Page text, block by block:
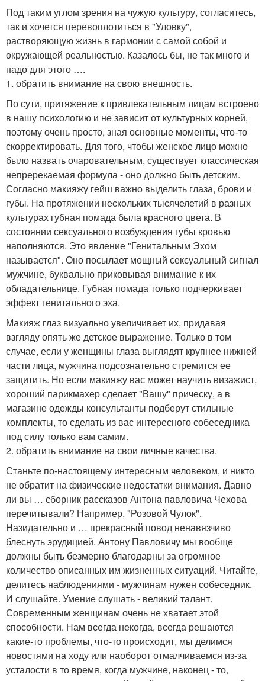
Под таким углом зрения на чужую культуру, согласитесь,
так и хочется перевоплотиться в "Уловку",
растворяющую жизнь в гармонии с самой собой и
окружающей реальностью. Казалось бы, не так много и
надо для этого ….
1. обратить внимание на свою внешность.
По сути, притяжение к привлекательным лицам встроено
в нашу психологию и не зависит от культурных корней,
поэтому очень просто, зная основные моменты, что-то
скорректировать. Для того, чтобы женское лицо можно
было назвать очаровательным, существует классическая
непререкаемая формула - оно должно быть детским.
Согласно макияжу гейш важно выделить глаза, брови и
губы. На протяжении нескольких тысячелетий в разных
культурах губная помада была красного цвета. В
состоянии сексуального возбуждения губы кровью
наполняются. Это явление "Генитальным Эхом
называется". Оно посылает мощный сексуальный сигнал
мужчине, буквально приковывая внимание к их
обладательнице. Губная помада только подчеркивает
эффект генитального эха.
Макияж глаз визуально увеличивает их, придавая
взгляду опять же детское выражение. Только в том
случае, если у женщины глаза выглядят крупнее нижней
части лица, мужчина подсознательно стремится ее
защитить. Но если макияжу вас может научить визажист,
хороший парикмахер сделает "Вашу" прическу, а в
магазине одежды консультанты подберут стильные
комплекты, то сделать из вас интересного собеседника
под силу только вам самим.
2. обратить внимание на свои личные качества.
Станьте по-настоящему интересным человеком, и никто
не обратит на физические недостатки внимания. Давно
ли вы … сборник рассказов Антона павловича Чехова
перечитывали? Например, "Розовой Чулок".
Назидательно и … прекрасный повод ненавязчиво
блеснуть эрудицией. Антону Павловичу мы вообще
должны быть безмерно благодарны за огромное
количество описанных им жизненных ситуаций. Читайте,
делитесь наблюдениями - мужчинам нужен собеседник.
И слушайте. Умение слушать - великий талант.
Современным женщинам очень не хватает этой
способности. Нам всегда некогда, всегда решаются
какие-то проблемы, что-то происходит, мы делимся
новостями на ходу или наоборот отмалчиваемся из-за
усталости в то время, когда мужчине, наконец - то,